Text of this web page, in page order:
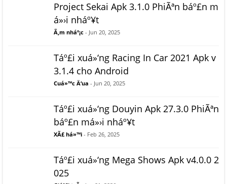
Project Sekai Apk 3.1.0 PhiÃªn báº£n m
á»›i nháº¥t
Ã‚m nháº¡c - Jun 20, 2025
Táº£i xuá»‘ng Racing In Car 2021 Apk v
3.1.4 cho Android
Cuá»™c Ä‘ua - Jun 20, 2025
Táº£i xuá»‘ng Douyin Apk 27.3.0 PhiÃªn
báº£n má»›i nháº¥t
XÃ£ há»™i - Feb 26, 2025
Táº£i xuá»‘ng Mega Shows Apk v4.0.0 2
025